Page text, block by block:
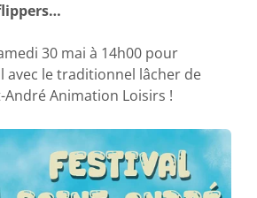
30 mai à 14h00 pour
avec le traditionnel lâcher de
Animation Loisirs !